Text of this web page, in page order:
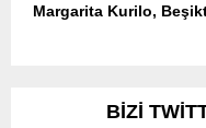
Margarita Kurilo,
BIZI